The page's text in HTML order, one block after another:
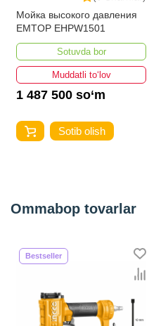
Мойка высокого давления
EMTOP EHPW1501
Sotuvda bor
Muddatli to‘lov
1 487 500 so‘m
Sotib olish
Ommabop tovarlar
Bestseller